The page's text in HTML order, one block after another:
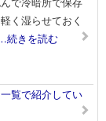
く湿らせておく
きを読む
覧で紹介してい